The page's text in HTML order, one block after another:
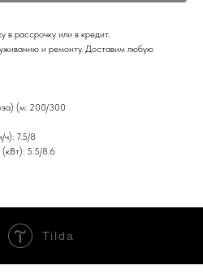
рассрочку или в кредит.
и ремонту. Доставим любую
(м: 200/300
ч): 7.5/8
(кВт): 5.5/8.6
Tilda